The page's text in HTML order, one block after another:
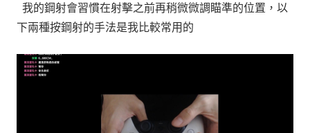
我的鋼射會習慣在射擊之前再稍微微調瞄準的位置，以
下兩種按鋼射的手法是我比較常用的